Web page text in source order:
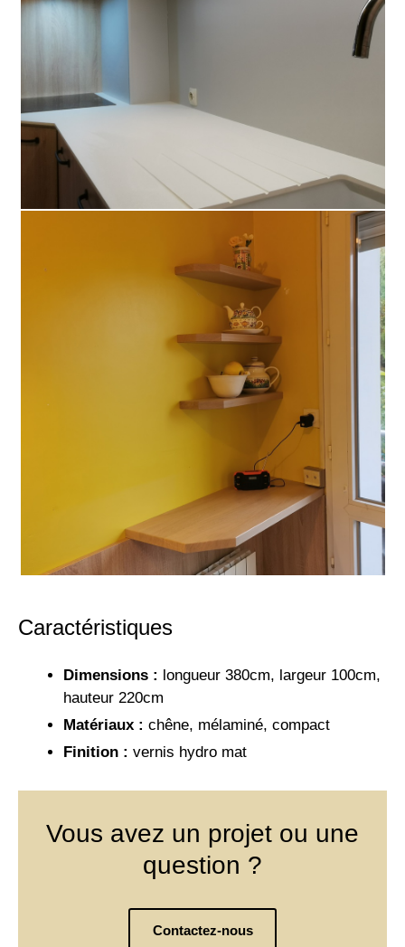
Caractéristiques
Dimensions : longueur 380cm, largeur 100cm,
hauteur 220cm
Matériaux : chêne, mélaminé, compact
Finition : vernis hydro mat
Vous avez un projet ou une
question ?
Contactez-nous